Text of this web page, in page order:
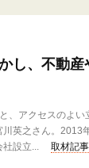
し、不動
、アクセスのよい
英之さん。2013
社設立...
取材記